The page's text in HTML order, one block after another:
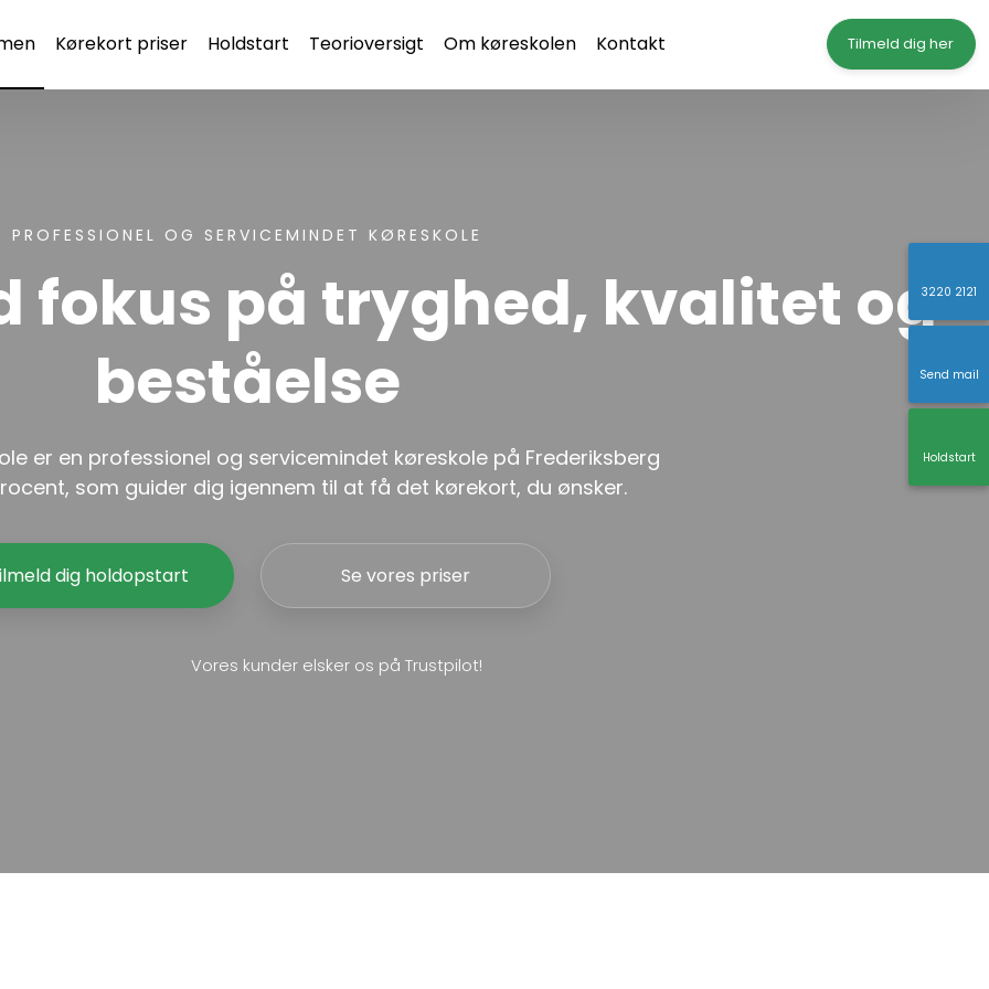
3220 2121
Send mail
Holdstart
Kørekort priser Holdstart Teorioversigt Om køreskolen Kontakt Tilmeld dig her
PROFESSIONEL OG SERVICEMINDET KØRESKOLE
fokus på tryghed, kvalitet og
beståelse
er en professionel og servicemindet køreskole på Frederiksberg
som guider dig igennem til at få det kørekort, du ønsker.
dig holdopstart Se vores priser
Vores kunder elsker os på Trustpilot!